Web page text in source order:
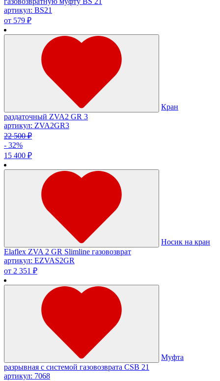
артикул: BS21
от 579 ₽
Кран
раздаточный ZVA2 GR 3
артикул: ZVA2GR3
22 500 ₽
- 32%
15 400 ₽
Носик на кран
Elaflex ZVA 2 GR Slimline газовозврат
артикул: EZVAS2GR
от 2 351 ₽
Муфта
разрывная c системой газовозврата CSB 21
артикул: 7068